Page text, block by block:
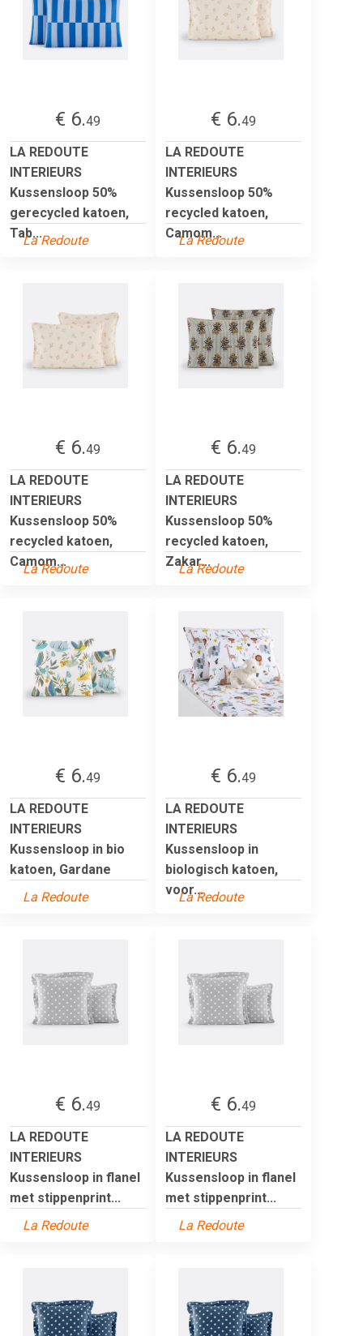
€ 6.49
LA REDOUTE
INTERIEURS
Kussensloop 50%
gerecycled katoen,
Tab...
La Redoute
€ 6.49
LA REDOUTE
INTERIEURS
Kussensloop 50%
recycled katoen,
Camom...
La Redoute
€ 6.49
LA REDOUTE
INTERIEURS
Kussensloop 50%
recycled katoen,
Camom...
La Redoute
€ 6.49
LA REDOUTE
INTERIEURS
Kussensloop 50%
recycled katoen,
Zakar...
La Redoute
€ 6.49
LA REDOUTE
INTERIEURS
Kussensloop in bio
katoen, Gardane
La Redoute
€ 6.49
LA REDOUTE
INTERIEURS
Kussensloop in
biologisch katoen,
voor...
La Redoute
€ 6.49
LA REDOUTE
INTERIEURS
Kussensloop in flanel
met stippenprint...
La Redoute
€ 6.49
LA REDOUTE
INTERIEURS
Kussensloop in flanel
met stippenprint...
La Redoute